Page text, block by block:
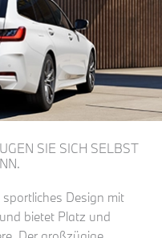
SIE SICH SELBST
Design mit
bietet Platz und